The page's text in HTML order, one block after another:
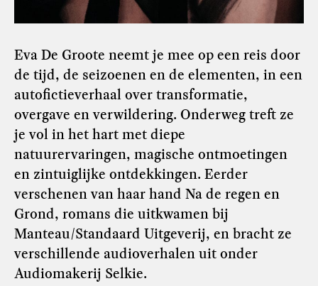
Eva De Groote neemt je mee op een reis door
de tijd, de seizoenen en de elementen, in een
autofictieverhaal over transformatie,
overgave en verwildering. Onderweg treft ze
je vol in het hart met diepe
natuurervaringen, magische ontmoetingen
en zintuiglijke ontdekkingen. Eerder
verschenen van haar hand Na de regen en
Grond, romans die uitkwamen bij
Manteau/Standaard Uitgeverij, en bracht ze
verschillende audioverhalen uit onder
Audiomakerij Selkie.